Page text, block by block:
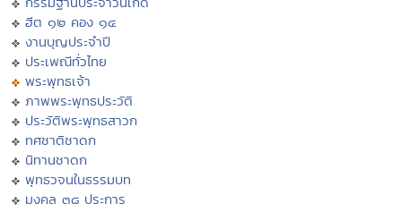
ฮีต ๑๒ คอง ๑๔
งานบุญประจำปี
ประเพณีทั่วไทย
พระพุทธเจ้า
ภาพพระพุทธประวัติ
ประวัติพระพุทธสาวก
ทศชาติชาดก
นิทานชาดก
พุทธวจนในธรรมบท
มงคล ๓๘ ประการ